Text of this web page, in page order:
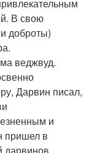
В свою
доброты)
веджвуд.
Дарвин писал,
и
пришел в